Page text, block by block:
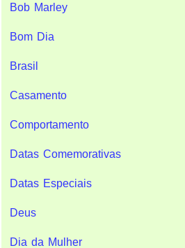
Bob Marley
Bom Dia
Brasil
Casamento
Comportamento
Datas Comemorativas
Datas Especiais
Deus
Dia da Mulher